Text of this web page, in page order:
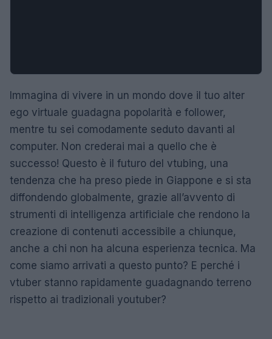
Immagina di vivere in un mondo dove il tuo alter
ego virtuale guadagna popolarità e follower,
mentre tu sei comodamente seduto davanti al
computer. Non crederai mai a quello che è
successo! Questo è il futuro del vtubing, una
tendenza che ha preso piede in Giappone e si sta
diffondendo globalmente, grazie all’avvento di
strumenti di intelligenza artificiale che rendono la
creazione di contenuti accessibile a chiunque,
anche a chi non ha alcuna esperienza tecnica. Ma
come siamo arrivati a questo punto? E perché i
vtuber stanno rapidamente guadagnando terreno
rispetto ai tradizionali youtuber?